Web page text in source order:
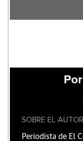
SOBRE EL AUTOR
Periodista de El